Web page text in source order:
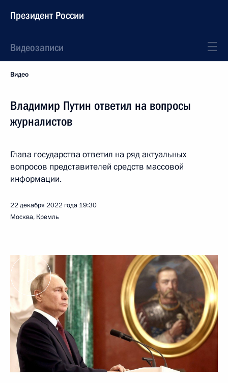
Президент России
Видеозаписи
Видео
Владимир Путин ответил на вопросы
журналистов
Глава государства ответил на ряд актуальных
вопросов представителей средств массовой
информации.
22 декабря 2022 года 19:30
Москва, Кремль